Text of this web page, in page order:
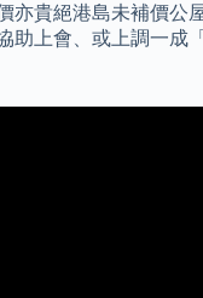
亦貴絕港島未補價公
助上會、或上調一成